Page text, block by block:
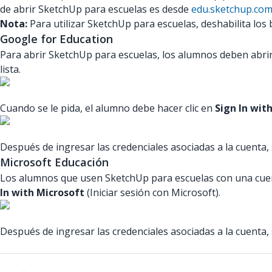
de abrir SketchUp para escuelas es desde edu.sketchup.com
Nota: Para utilizar SketchUp para escuelas, deshabilita
Google for Education
Para abrir SketchUp para escuelas, los alumnos deben
lista.
Cuando se le pida, el alumno debe hacer clic en Sign In
Después de ingresar las credenciales asociadas a la
Microsoft Educación
Los alumnos que usen SketchUp para escuelas con una
In with Microsoft (Iniciar sesión con Microsoft).
Después de ingresar las credenciales asociadas a la